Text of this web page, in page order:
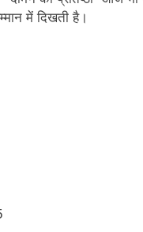
में दिखती है।